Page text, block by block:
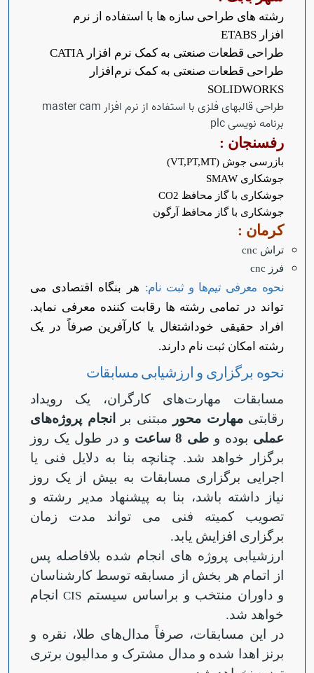
رشته های طراحی سازه ها با استفاده از نرم
افزار ETABS
طراحی قطعات صنعتی به کمک نرم افزار CATIA
طراحی قطعات صنعتی به کمک نرم‌افزار
SOLIDWORKS
طراحی قالبهای فلزی با استفاده از نرم افزار master cam
برنامه نویسی plc
رفسنجان :
بازرسی جوش (VT,PT,MT)
جوشکاری SMAW
جوشکاری با گاز محافظ CO2
جوشکاری با گاز محافظ آرگون
کرمان :
تراش cnc
فرز cnc
نحوه معرفی تیم‌ها و ثبت نام: هر بنگاه اقتصادی می
تواند در تمامی رشته ها رقابت کننده معرفی نماید.
افراد حقیقی خوداشتغال یا کارآفرین صرفاً در یک
رشته امکان ثبت نام دارند.
نحوه برگزاری و ارزشیابی مسابقات
مسابقات مهارت‌های کارگران، یک رویداد
رقابتیمهارت محور مبتنی بر
انجام پروژه‌های
عملی بوده و طی 8 ساعت
و در طول یک روز
برگزار خواهد شد. چنانچه بنا به دلایل فنی یا
اجرایی برگزاری مسابقات به بیش از یک روز
نیاز داشته باشد، بنا به پیشنهاد مدیر رشته و
تصویب کمیته فنی می تواند مدت زمان
برگزاری افزایش یابد.
ارزشیابی پروژه های انجام شده بلافاصله پس
از اتمام هر بخش از مسابقه توسط کارشناسان
و داوران منتخب و براساس سیستم CISانجام
خواهد شد.
در این مسابقات، صرفاً مدال‌های طلا، نقره و
برنز اهدا شده و مدال مشترک و مدالیون برتری